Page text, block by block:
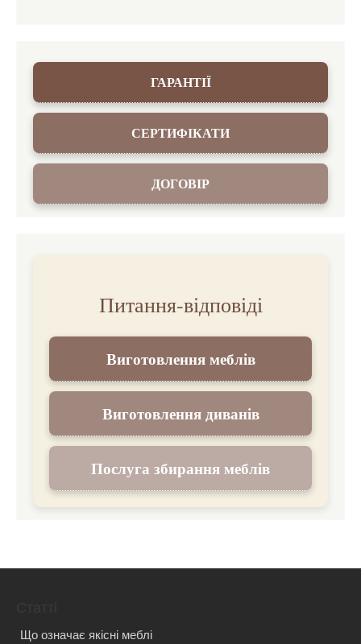
ГАРАНТІЇ
СЕРТИФІКАТИ
ДОГОВІР
Питання-відповіді
Виготовлення меблів
Виготовлення диванів
Послуга збирання меблів
Що означає якісні меблі